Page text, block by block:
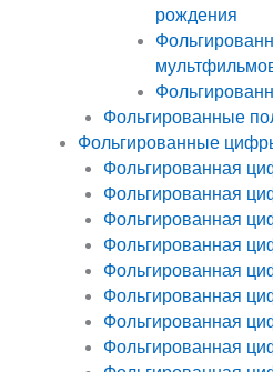
рождения
Фольгированные
Фольгированные
Фольгированная
Фольгированная
Фольгированная
Фольгированная
Фольгированная
Фольгированная
Фольгированная
Фольгированная